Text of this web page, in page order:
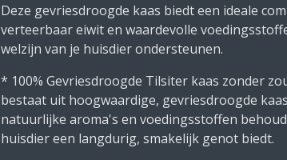
Deze gevriesdroogde kaas biedt een ideale
verteerbaar eiwit en waardevolle
welzijn van je huisdier ondersteunen.
* 100% Gevriesdroogde Tilsiter kaas zonder
bestaat uit hoogwaardige, gevriesdroogde
natuurlijke aroma's en voedingsstoffen
huisdier een langdurig, smakelijk genot biedt.